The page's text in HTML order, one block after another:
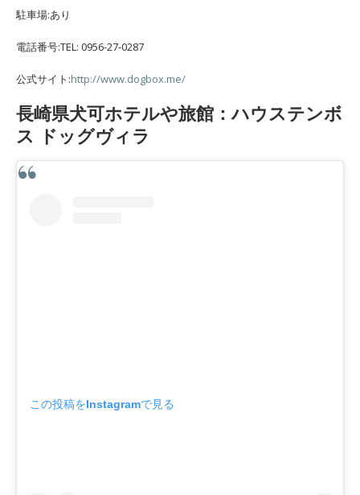
駐車場:あり
電話番号:TEL: 0956-27-0287
公式サイト:http://www.dogbox.me/
長崎県犬可ホテルや旅館：ハウステンボ
ス ドッグヴィラ
この投稿をInstagramで見る